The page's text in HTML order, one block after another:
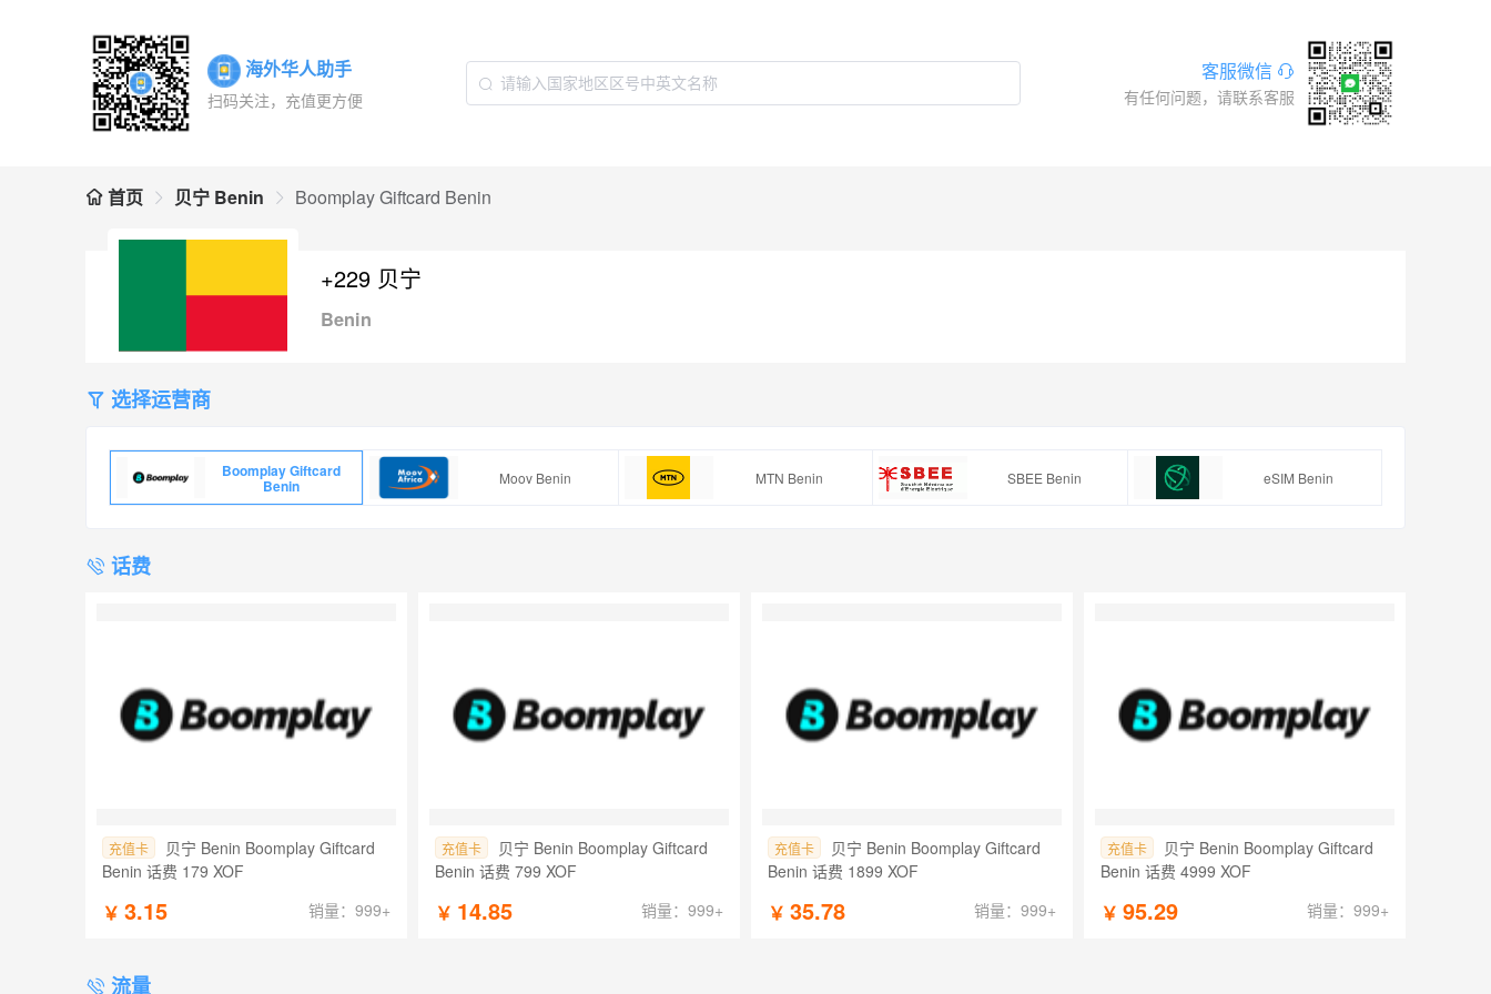
海外华人助手
扫码关注，充值更方便
客服微信
有任何问题，请联系客服
首页 贝宁 Benin Boomplay Giftcard Benin
+229 贝宁
Benin
选择运营商
Boomplay Giftcard
Benin Moov Benin MTN Benin SBEE Benin eSIM Benin
话费
充值卡
贝宁 Benin Boomplay Giftcard
Benin 话费 179 XOF
￥ 3.15 销量：999+
充值卡
贝宁 Benin Boomplay Giftcard
Benin 话费 799 XOF
￥ 14.85 销量：999+
充值卡
贝宁 Benin Boomplay Giftcard
Benin 话费 1899 XOF
￥ 35.78 销量：999+
充值卡
贝宁 Benin Boomplay Giftcard
Benin 话费 4999 XOF
￥ 95.29 销量：999+
流量